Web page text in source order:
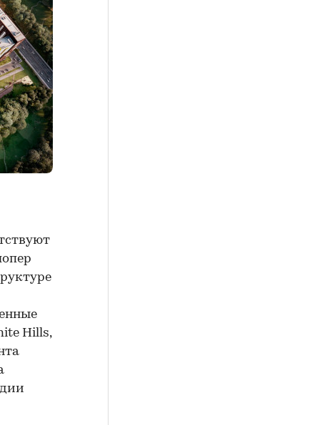
Hills,